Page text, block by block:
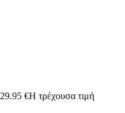
29.95 €Η τρέχουσα τιμή